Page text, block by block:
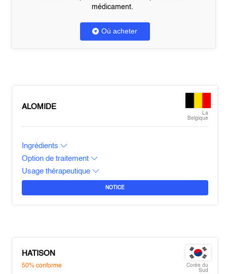
médicament.
Où acheter
ALOMIDE
La
Belgique
Ingrédients
Option de traitement
Usage thérapeutique
NOTICE
HATISON
50%conforme
Corée du
Sud